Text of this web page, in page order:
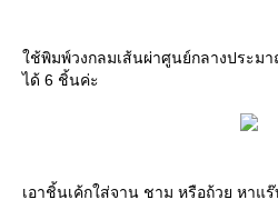
ใช้พิมพ์วงกลมเส้นผ่าศูนย์กลางประม
ได้ 6 ชิ้นค่ะ
เอาชิ้นเค้กใส่จาน ชาม หรือถ้วย หาแ